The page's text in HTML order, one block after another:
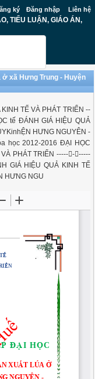
ký Đăng nhập Liên hệ
TIỂU LUẬN, GIÁO ÁN,
ở xã Hưng Trung - Huyện
TẾ VÀ PHÁT TRIỂN --
tế ĐÁNH GIÁ HIỆU QUẢ
HƯNG NGUYÊN -
học 2012-2016 ĐẠI HỌC
PHÁT TRIỂN -----------
GIÁ HIỆU QUẢ KINH TẾ
HƯNG NGU